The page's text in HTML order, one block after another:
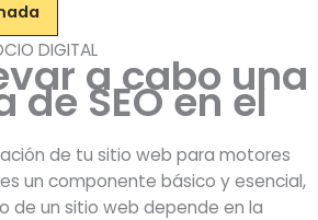
a cabo una
SEO en el
de tu sitio web para motores
un componente básico y esencial,
de un sitio web depende en la